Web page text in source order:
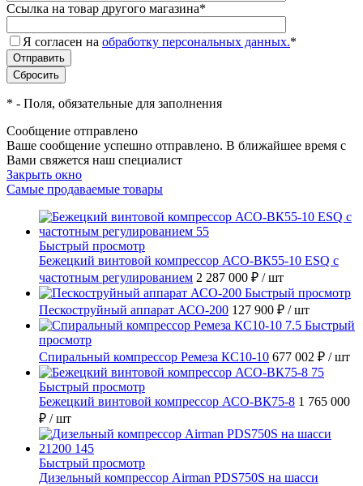
Ссылка на товар другого магазина*
Я согласен на обработку персональных данных.*
* - Поля, обязательные для заполнения
Сообщение отправлено
Ваше сообщение успешно отправлено. В ближайшее время с
Вами свяжется наш специалист
Закрыть окно
Самые продаваемые товары
Быстрый просмотр
Бежецкий винтовой компрессор АСО-ВК55-10 ESQ с
частотным регулированием 2 287 000 ₽ / шт
Быстрый просмотр
Пескоструйный аппарат АСО-200 127 900 ₽ / шт
Быстрый
просмотр
Спиральный компрессор Ремеза КС10-10 677 002 ₽ / шт
Быстрый просмотр
Бежецкий винтовой компрессор АСО-ВК75-8 1 765 000
₽ / шт
Быстрый просмотр
Дизельный компрессор Airman PDS750S на шасси